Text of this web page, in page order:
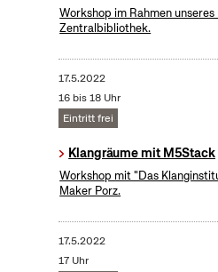
Workshop im Rahmen
Zentralbibliothek.
17.5.2022
16 bis 18 Uhr
Eintritt frei
Klangräume mit M5Stack
Workshop mit "Das
Maker Porz.
17.5.2022
17 Uhr